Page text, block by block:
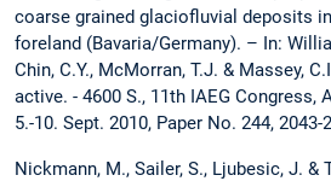
coarse grained glaciofluvial deposits
foreland (Bavaria/Germany). – In:
Chin, C.Y., McMorran, T.J. & Massey,
active. - 4600 S., 11th IAEG Congress,
5.-10. Sept. 2010, Paper No. 244, 2043-
Nickmann, M., Sailer, S., Ljubesic, J. &